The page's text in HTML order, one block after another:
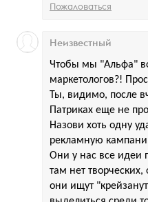
Пожаловаться
Чтобы мы "Альфа"
маркетологов?!
Ты, видимо, после
Патриках еще не
Назови хоть одну
рекламную
Они у нас все идеи
там нет
они ищут
Неизвестный